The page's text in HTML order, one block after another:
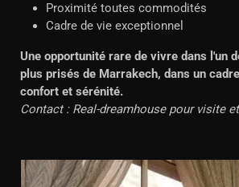
Proximité toutes commodités
Cadre de vie exceptionnel
Une opportunité rare de vivre dans l'un
plus prisés de Marrakech, dans un
confort et sérénité.
Contact : Real-dreamhouse pour visite